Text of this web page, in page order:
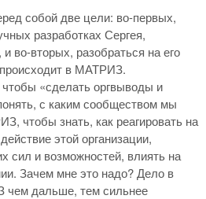
собой две цели: во-первых,
разработках Сергея,
во-вторых, разобраться на его
в МАТРИЗ.
чтобы «сделать оргвыводы и
с каким сообществом мы
чтобы знать, как реагировать на
этой организации,
сил и возможностей, влиять на
Зачем мне это надо? Дело в
чем дальше, тем сильнее